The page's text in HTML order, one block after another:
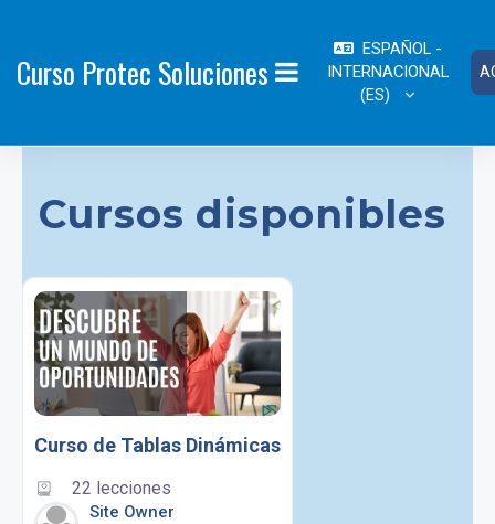
Curso Protec Soluciones PANEL LATERAL
ESPAÑOL -
INTERNACIONAL
‎(ES)‎
Cursos disponibles
Curso de Tablas Dinámicas
22 lecciones
Site Owner